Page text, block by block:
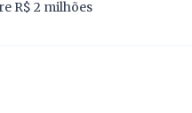
R$ 2 milhões